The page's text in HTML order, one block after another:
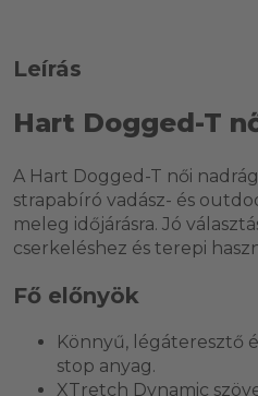
Leírás
Hart Dogged-T
A Hart Dogged-T női
strapabíró vadász- és
meleg időjárásra. Jó
cserkeléshez és terepi
Fő előnyök
Könnyű, légáteresztő
stop anyag.
XTretch Dynamic